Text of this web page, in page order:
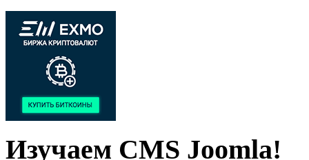
Изучаем CMS Joomla!